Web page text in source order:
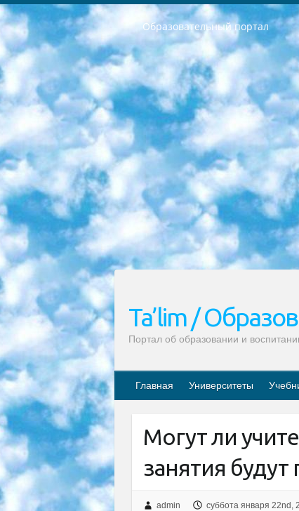
Образовательный портал
РЕСПУБЛИКА УЗБЕКИСТАН МИНИСТРЕРСТВО ДОШКОЛЬНОГО И ШКОЛЬНОГО ОБРАЗОВАНИЯ КОМАНДА в общеобразовательных учреждениях в 2023-2024 учебном году организация и проведение итоговой государственной аттестации обучающихся о Министра дошкольного и школьного образования Республики Узбекистан от 4 марта 2008 года (постановлением Минюста от 20 марта 2008 года № 1778 государственной регистрации) «Итоговое состояние учащихся общего среднего образования на основании положения об утверждении положения об аттестации общего среднего образования выпускной экзамен студентов в образовательных учреждениях в 2023-2024 учебном году В целях организации и прохождения аттестации приказываю: 1. Следующее: перечень предметов, по которым будет проводиться итоговая государственная аттестация и экзамен формы перевода согласно приложению 1; сертификаты международного образца, оценивающие уровень владения иностранными языками перечень согласно приложению 2; 2. Педагогический при специализированных образовательных учреждениях. научно-практический центр квалификации и международной оценки (Д.Давидова) 2024 г. До 25 марта: задания по предметам, по которым будет проводиться итоговая аттестация разработка и утверждение технических условий; итоговая аттестация на основании разработанного предметного задания разработка вопросов по предметам (устно и письменно), экзамен передача; общеобразовательные средние школы и специальные учебные заведения учащиеся выпускных классов школ и интернатов в агентской системе подготовка базы данных экзаменационных материалов и критериев оценки; перевод базы экзаменационных материалов на все языки обучения подать в Республиканский образовательный центр для изготовления; варианты экзаменов на основе разработанных контрольных материалов пусть будут поставлены задачи формирования. 3. Республиканский образовательный центр (Ш.Худайкулов) до 5 апреля 2024 года. до: база данных предоставленных экзаменационных материалов на все языки обучения перевод и экспертиза; для слепых, слабовидящих, глухих, слабослышащих и умственно отсталых детей учащиеся выпускных классов специализированных школ и школ-интернатов база данных экзаменационных материалов на всех преподаваемых языках подготовка критериев оценки; специализированные школы для
Ta’lim /
Портал об образовании и
Главная Университеты
Могут ли
занятия
admin суббота января 22nd,